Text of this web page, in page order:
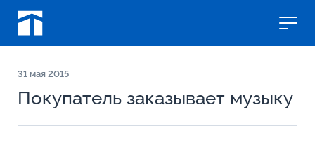
31мая 2015
Покупатель заказывает музыку